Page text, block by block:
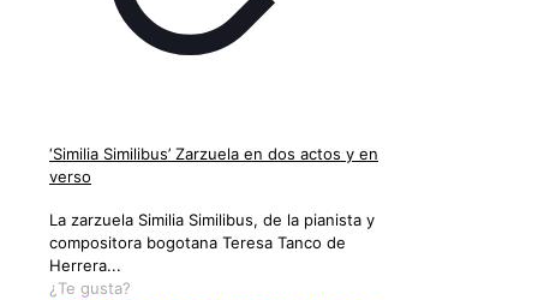
‘Similia Similibus’ Zarzuela en dos actos y en
verso
La zarzuela Similia Similibus, de la pianista y
compositora bogotana Teresa Tanco de
Herrera...
¿Te gusta?